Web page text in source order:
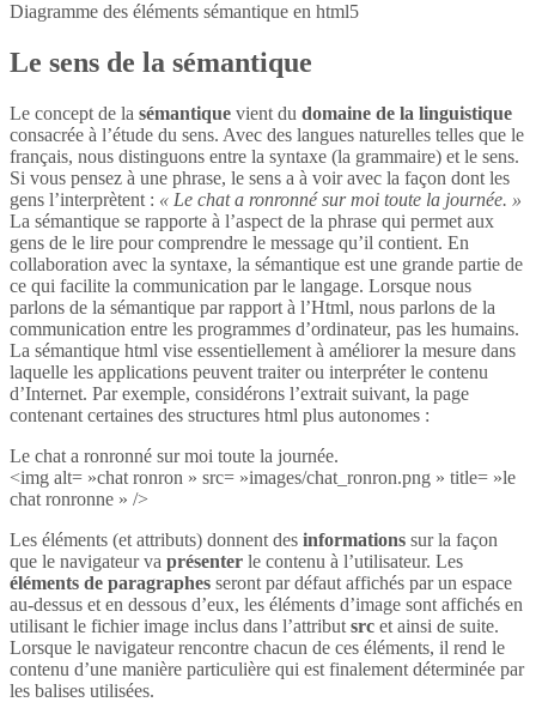
Diagramme des éléments sémantique en html5
Le sens de la sémantique
Le concept de la sémantique vient du domaine de la linguistique
consacrée à l’étude du sens. Avec des langues naturelles telles que le
français, nous distinguons entre la syntaxe (la grammaire) et le sens.
Si vous pensez à une phrase, le sens a à voir avec la façon dont les
gens l’interprètent : « Le chat a ronronné sur moi toute la journée. »
La sémantique se rapporte à l’aspect de la phrase qui permet aux
gens de le lire pour comprendre le message qu’il contient. En
collaboration avec la syntaxe, la sémantique est une grande partie de
ce qui facilite la communication par le langage. Lorsque nous
parlons de la sémantique par rapport à l’Html, nous parlons de la
communication entre les programmes d’ordinateur, pas les humains.
La sémantique html vise essentiellement à améliorer la mesure dans
laquelle les applications peuvent traiter ou interpréter le contenu
d’Internet. Par exemple, considérons l’extrait suivant, la page
contenant certaines des structures html plus autonomes :
Le chat a ronronné sur moi toute la journée.
<img alt= »chat ronron » src= »images/chat_ronron.png » title= »le
chat ronronne » />
Les éléments (et attributs) donnent des informations sur la façon
que le navigateur va présenter le contenu à l’utilisateur. Les
éléments de paragraphes seront par défaut affichés par un espace
au-dessus et en dessous d’eux, les éléments d’image sont affichés en
utilisant le fichier image inclus dans l’attribut src et ainsi de suite.
Lorsque le navigateur rencontre chacun de ces éléments, il rend le
contenu d’une manière particulière qui est finalement déterminée par
les balises utilisées.